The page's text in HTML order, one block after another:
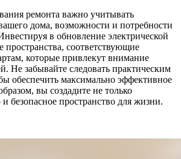
ремонта важно учитывать
дома, возможности и потребности
в обновление электрической
пространства, соответствующие
которые привлекут внимание
Не забывайте следовать практическим
обеспечить максимально эффективное
вы создадите не только
безопасное пространство для жизни.